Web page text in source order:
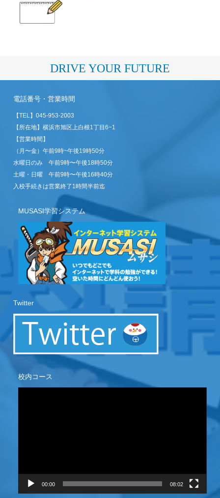
DRIVE YOUR FUTURE
電話番号・営業時間
【TEL】045-953-2003
【所在地】横浜市旭区上白根1丁目6−1
【営業時間】
（月〜金）午前9時~午後19時50分
水曜日のみ 午前9時〜午後18時50分
土曜・日曜 午前9時〜午後16時40分
入校手続きは営業終了1時間半前迄
MUSASI学習システム
Twitter
校内コース
動
00:00 08:02